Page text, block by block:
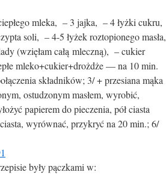
mleka, – 3 jajka, – 4 łyżki cukru,
soli, – 4-5 łyżek roztopionego masła,
(wzięłam całą mleczną), – cukier
mleko+cukier+drożdże — na 10 min.
składników; 3/ + przesiana mąka
ostudzonym masłem, wyrobić,
papierem do pieczenia, pół ciasta
wyrównać, przykryć na 20 min.; 6/
były pączkami w: